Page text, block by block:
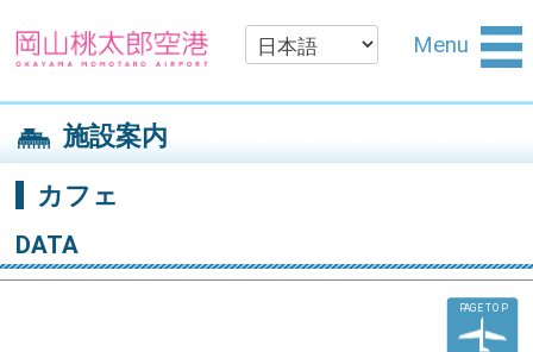
Menu
施設案内
カフェ
DATA
PAGE TOP